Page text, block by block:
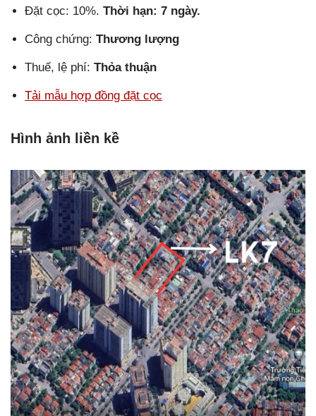
Đặt cọc: 10%. Thời hạn: 7 ngày.
Công chứng: Thương lượng
Thuế, lệ phí: Thỏa thuận
Tải mẫu hợp đồng đặt cọc
Hình ảnh liền kề